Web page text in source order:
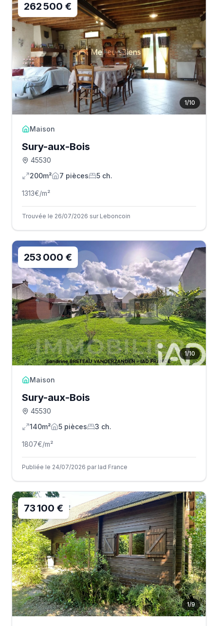
1/10
262 500 €
Maison
Sury-aux-Bois
45530
200m²
7 pièces 5 ch.
1313€/m²
Trouvée le 26/07/2026 sur Leboncoin
1/10
253 000 €
Maison
Sury-aux-Bois
45530
140m²
5 pièces 3 ch.
1807€/m²
Publiée le 24/07/2026 par Iad France
1/9
73 100 €